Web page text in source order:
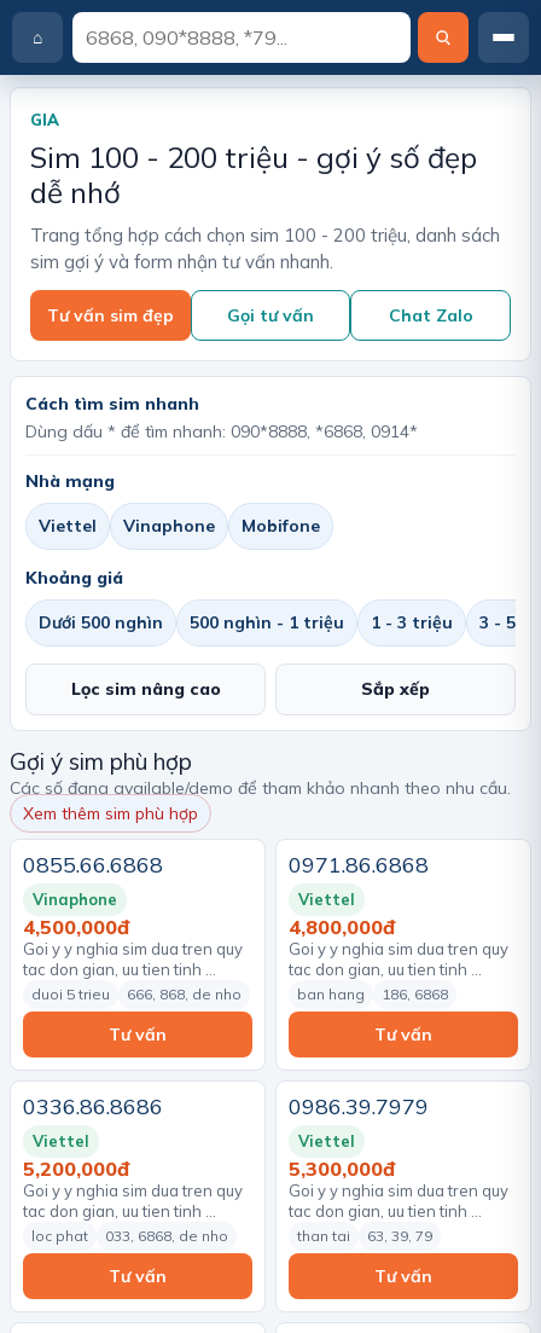
⌂
T
r
n
g
h
ủ
GIA
Sim 100 - 200 triệu - gợi ý số đẹp
dễ nhớ
Trang tổng hợp cách chọn sim 100 - 200 triệu, danh sách
sim gợi ý và form nhận tư vấn nhanh.
Tư vấn sim đẹp Gọi tư vấn Chat Zalo
Cách tìm sim nhanh
Dùng dấu * để tìm nhanh: 090*8888, *6868, 0914*
Nhà mạng
Viettel Vinaphone Mobifone
Khoảng giá
Dưới 500 nghìn 500 nghìn - 1 triệu 1 - 3 triệu 3 - 5
Lọc sim nâng cao Sắp xếp
Gợi ý sim phù hợp
Các số đang available/demo để tham khảo nhanh theo nhu cầu.
Xem thêm sim phù hợp
0855.66.6868
Vinaphone
4,500,000đ
Goi y y nghia sim dua tren quy
tac don gian, uu tien tinh …
duoi 5 trieu 666, 868, de nho
Tư vấn
0971.86.6868
Viettel
4,800,000đ
Goi y y nghia sim dua tren quy
tac don gian, uu tien tinh …
ban hang 186, 6868
Tư vấn
0336.86.8686
Viettel
5,200,000đ
Goi y y nghia sim dua tren quy
tac don gian, uu tien tinh …
loc phat 033, 6868, de nho
Tư vấn
0986.39.7979
Viettel
5,300,000đ
Goi y y nghia sim dua tren quy
tac don gian, uu tien tinh …
than tai 63, 39, 79
Tư vấn